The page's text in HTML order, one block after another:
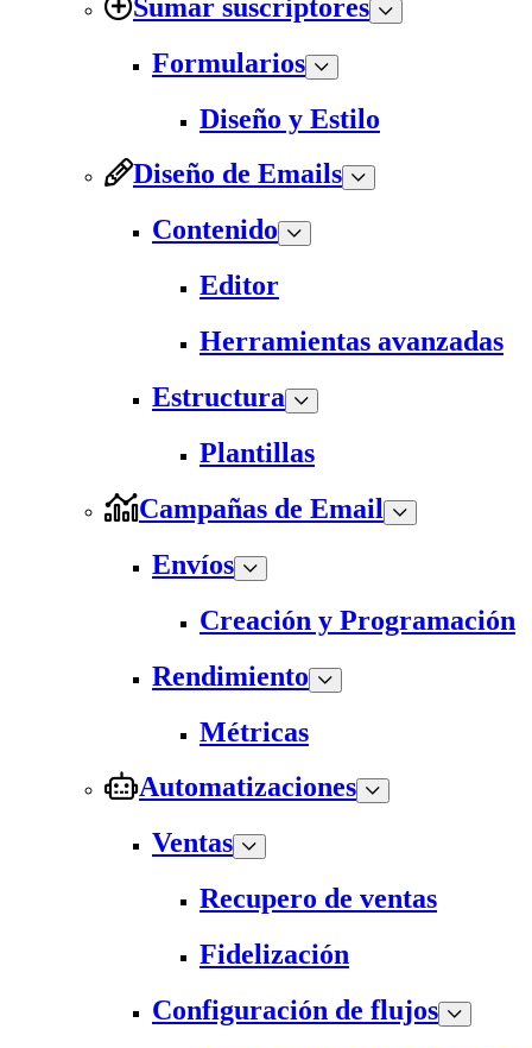
Sumar suscriptores
Formularios
Diseño y Estilo
Diseño de Emails
Contenido
Editor
Herramientas avanzadas
Estructura
Plantillas
Campañas de Email
Envíos
Creación y Programación
Rendimiento
Métricas
Automatizaciones
Ventas
Recupero de ventas
Fidelización
Configuración de flujos